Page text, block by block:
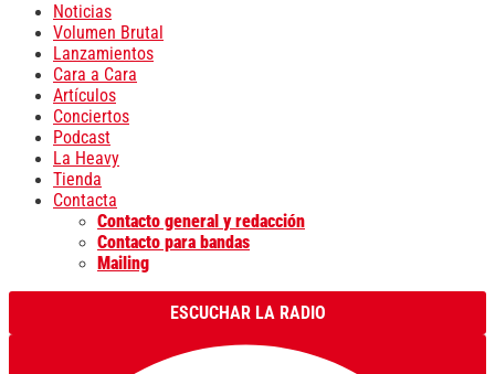
Noticias
Volumen Brutal
Lanzamientos
Cara a Cara
Artículos
Conciertos
Podcast
La Heavy
Tienda
Contacta
Contacto general y redacción
Contacto para bandas
Mailing
ESCUCHAR LA RADIO